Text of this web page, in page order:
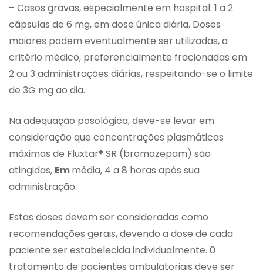
– Casos gravas, especialmente em hospital: 1 a 2
cápsulas de 6 mg, em dose única diária. Doses
maiores podem eventualmente ser utilizadas, a
critério médico, preferencialmente fracionadas em
2 ou 3 administrações diárias, respeitando-se o limite
de 3G mg ao dia.
Na adequação posológica, deve-se levar em
consideração que concentrações plasmáticas
máximas de Fluxtar® SR (bromazepam) são
atingidas, Emmédia, 4 a 8 horas após sua
administração.
Estas doses devem ser consideradas como
recomendações gerais, devendo a dose de cada
paciente ser estabelecida individualmente. 0
tratamento de pacientes ambulatoriais deve ser